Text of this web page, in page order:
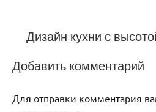
записям
Дизайн кухни с
Добавить комментарий
Для отправки комментария